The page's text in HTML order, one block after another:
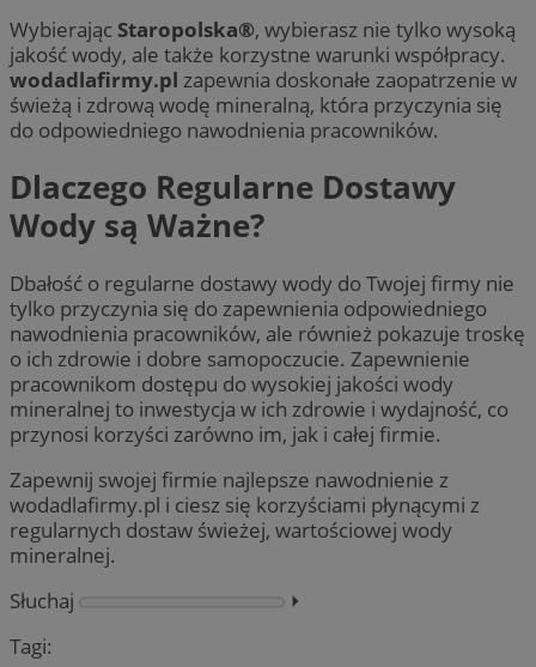
Wybierając Staropolska®, wybierasz nie tylko wysoką
jakość wody, ale także korzystne warunki współpracy.
wodadlafirmy.pl zapewnia doskonałe zaopatrzenie w
świeżą i zdrową wodę mineralną, która przyczynia się
do odpowiedniego nawodnienia pracowników.
Dlaczego Regularne Dostawy
Wody są Ważne?
Dbałość o regularne dostawy wody do Twojej firmy nie
tylko przyczynia się do zapewnienia odpowiedniego
nawodnienia pracowników, ale również pokazuje troskę
o ich zdrowie i dobre samopoczucie. Zapewnienie
pracownikom dostępu do wysokiej jakości wody
mineralnej to inwestycja w ich zdrowie i wydajność, co
przynosi korzyści zarówno im, jak i całej firmie.
Zapewnij swojej firmie najlepsze nawodnienie z
wodadlafirmy.pl i ciesz się korzyściami płynącymi z
regularnych dostaw świeżej, wartościowej wody
mineralnej.
Słuchaj
⏵︎
Tagi: